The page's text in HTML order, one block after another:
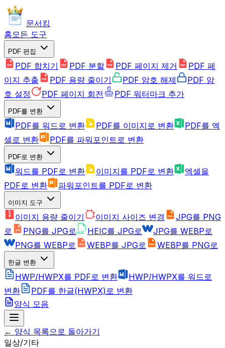
문서킹
홈모든 도구
PDF 편집
PDF 합치기 PDF 분할 PDF 페이지 제거
PDF 페
이지 추출
PDF 용량 줄이기 PDF 암호 해제
PDF 암
호 설정
PDF 페이지 회전 PDF 워터마크 추가
PDF를 변환
PDF를 워드로 변환 PDF를 이미지로 변환
PDF를 엑
셀로 변환
PDF를 파워포인트로 변환
PDF로 변환
워드를 PDF로 변환 이미지를 PDF로 변환
엑셀을
PDF로 변환
파워포인트를 PDF로 변환
이미지 도구
이미지 용량 줄이기 이미지 사이즈 변경
JPG를 PNG
로
PNG를 JPG로 HEIC를 JPG로
JPG를 WEBP로
PNG를 WEBP로
WEBP를 JPG로 WEBP를 PNG로
한글 변환
HWP/HWPX를 PDF로 변환
HWP/HWPX를 워드로
변환
PDF를 한글(HWPX)로 변환
양식 모음
← 양식 목록으로 돌아가기
일상/기타